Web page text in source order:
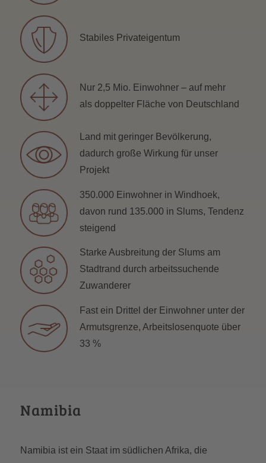
Stabiles Privateigentum
Nur 2,5 Mio. Einwohner – auf mehr
als doppelter Fläche von Deutschland
Land mit geringer Bevölkerung,
dadurch große Wirkung für unser
Projekt
350.000 Einwohner in Windhoek,
davon rund 135.000 in Slums, Tendenz
steigend
Starke Ausbreitung der Slums am
Stadtrand durch arbeitssuchende
Zuwanderer
Fast ein Drittel der Einwohner unter der
Armutsgrenze, Arbeitslosenquote über
33 %
Namibia
Namibia ist ein Staat im südlichen Afrika, die